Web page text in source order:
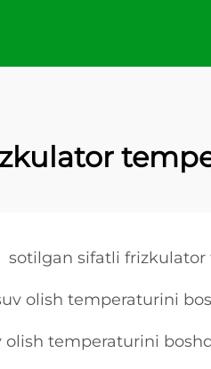
sotilgan sifatli
olish temperaturini
olish temperaturini